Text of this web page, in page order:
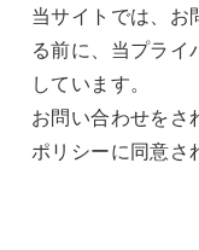
当サイトでは、お
る前に、当プラ
しています。
お問い合わせをさ
ポリシーに同意さ